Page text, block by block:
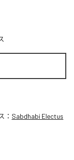
： Sabdhabi Electus